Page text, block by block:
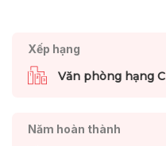
Xếp hạng
Văn phòng hạng C
Năm hoàn thành